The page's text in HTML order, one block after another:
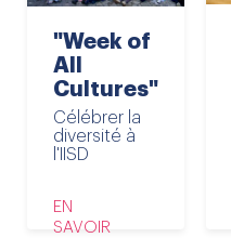
"Week of
All
Cultures"
Célébrer la
diversité à
l'IISD
EN
SAVOIR